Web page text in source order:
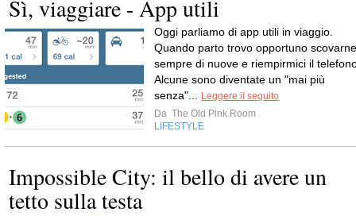
Sì, viaggiare - App utili
Oggi parliamo di app utili in viaggio.
Quando parto trovo opportuno scovarne
sempre di nuove e riempirmici il
Alcune sono diventate un "mai più
senza"...
Leggere il seguito
Da The Old Pink Room
LIFESTYLE
Impossible City: il bello di avere un
tetto sulla testa